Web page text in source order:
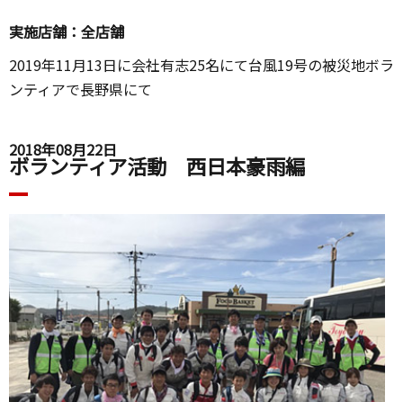
実施店舗：全店舗
2019年11月13日に会社有志25名にて台風19号の被災地ボラ
ンティアで長野県にて
2018年08月22日
ボランティア活動 西日本豪雨編